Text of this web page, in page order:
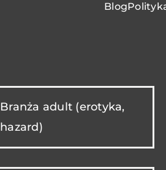
Blog
Branża adult (erotyka,
hazard)